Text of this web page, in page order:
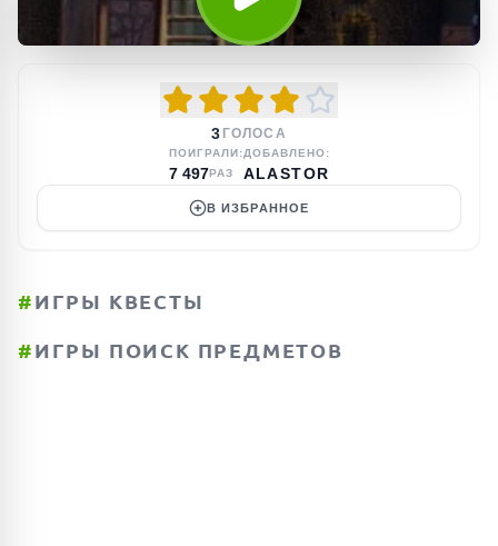
3 ГОЛОСА
ПОИГРАЛИ:
7 497РАЗ
ДОБАВЛЕНО:
ALASTOR
В ИЗБРАННОЕ
#ИГРЫ КВЕСТЫ
#ИГРЫ ПОИСК ПРЕДМЕТОВ